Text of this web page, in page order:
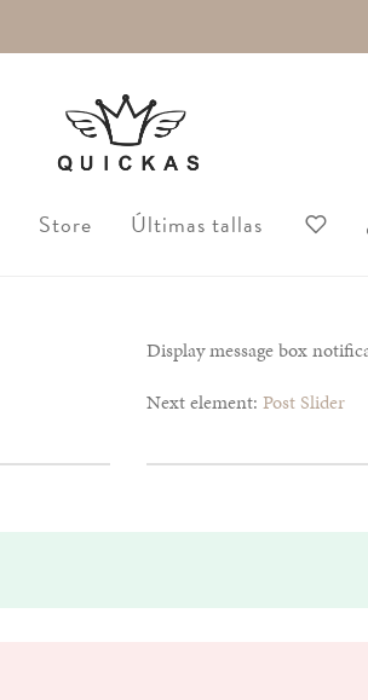
Store Últimas tallas
Display message box
Next element: Post Slider